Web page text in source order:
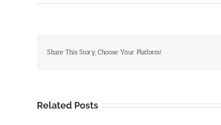
Share This Story, Choose Your Platform!
Related Posts